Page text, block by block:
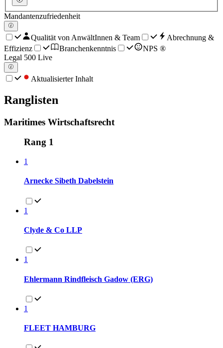
Mandantenzufriedenheit
Qualität von AnwältInnen & Team
Abrechnung &
Effizienz
Branchenkenntnis
NPS ®
Legal 500 Live
Aktualisierter Inhalt
Ranglisten
Maritimes Wirtschaftsrecht
Rang 1
1
Arnecke Sibeth Dabelstein
1
Clyde & Co LLP
1
Ehlermann Rindfleisch Gadow (ERG)
1
FLEET HAMBURG